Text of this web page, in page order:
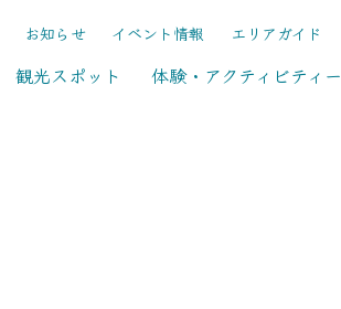
お知らせ イベント情報 エリアガイド
観光スポット 体験・アクティビティー